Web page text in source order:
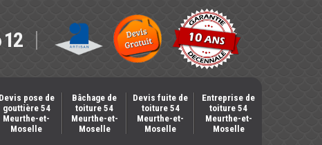
12
Devis pose de
gouttière 54
Meurthe-et-
Moselle
Bâchage de
toiture 54
Meurthe-et-
Moselle
Devis fuite de
toiture 54
Meurthe-et-
Moselle
Entreprise de
toiture 54
Meurthe-et-
Moselle